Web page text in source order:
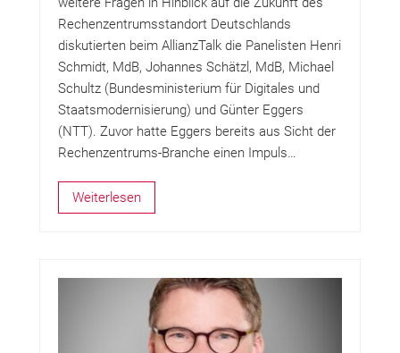
Rechenzentrumsstandort Deutschlands
diskutierten beim AllianzTalk die Panelisten Henri
Schmidt, MdB, Johannes Schätzl, MdB, Michael
Schultz (Bundesministerium für Digitales und
Staatsmodernisierung) und Günter Eggers
(NTT). Zuvor hatte Eggers bereits aus Sicht der
Rechenzentrums-Branche einen Impuls…
Weiterlesen